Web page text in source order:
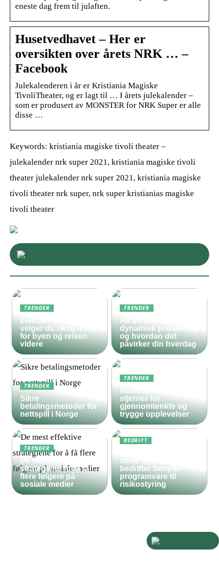
eneste dag frem til julaften.
Husetvedhavet – Her er
oversikten over årets NRK … –
Facebook
Julekalenderen i år er Kristiania Magiske
TivoliTheater, og er lagt til … I årets julekalender –
som er produsert av MONSTER for NRK Super er alle
disse …
Keywords: kristiania magiske tivoli theater –
julekalender nrk super 2021, kristiania magiske tivoli
theater julekalender nrk super 2021, kristiania magiske
tivoli theater nrk super, nrk super kristianias magiske
tivoli theater
TRENDER
Leie bil i Oslo – slik
velger du riktig leiebil
for byen og reisen
videre
TRENDER
Alt du bør vite om
dynamisk prissetting
og hvordan det
påvirker din hverdag
TRENDER
Sikre
betalingsmetoder for
nettspill i Norge
TRENDER
Reisebyrå med 5
stjerner for
gjennomtenkte og
trygge opplevelser
TRENDER
De mest effektive
strategiene for å få
flere følgere på
sosiale medier
BEDRIFT
store og små
bedrifter benytte
programvare til
risikostyring